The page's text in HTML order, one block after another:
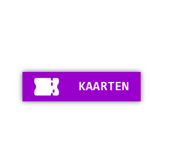
KAARTEN